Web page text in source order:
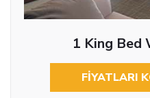
1 King Bed
FIYATLARI